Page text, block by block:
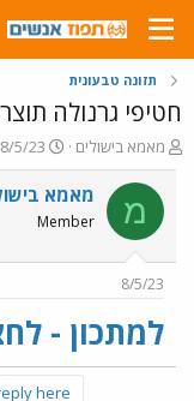
תזונה טבעונית
חטיפי גרנולה
פ
ו
ת
ח
ה
ש
מאמא בישולים
פ
ו
ר
ם
ך
8/5/23
מ מאמא
Member
8/5/23
למתכון -
here.